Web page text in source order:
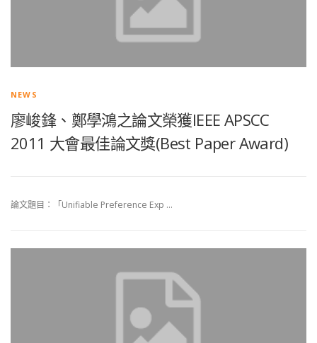
NEWS
廖峻鋒、鄭學鴻之論文榮獲IEEE APSCC
2011 大會最佳論文獎(Best Paper Award)
論文題目：「Unifiable Preference Exp …